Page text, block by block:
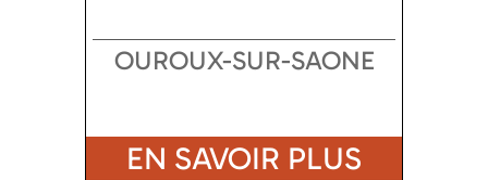
OUROUX-SUR-SAONE
EN SAVOIR PLUS